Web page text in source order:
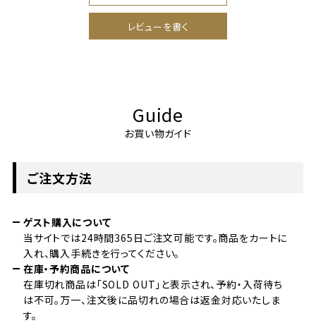
レビューを書く
Guide
お買い物ガイド
ご注文方法
ゲスト購入について
当サイトでは24時間365日ご注文可能です。商品をカートに
入れ、購入手続きを行ってください。
在庫・予約商品について
在庫切れ商品は「SOLD OUT」と表示され、予約・入荷待ち
は不可。万一、注文後に品切れの場合は返金対応いたしま
す。